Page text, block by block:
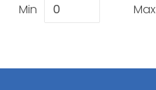
Min Max